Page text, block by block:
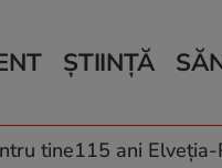
ȘTIINȚĂ
Schimbări
tine115 ani Elveția-